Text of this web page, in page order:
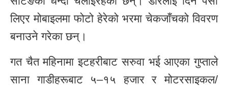
लिएर मोबाइलमा फोटो हेरेको भरमा चेकजाँचको विवरण
बनाउने गरेका छन्।
गत चैत महिनामा इटहरीबाट सरुवा भई आएका गुप्ताले
साना गाडीहरूबाट ५–१५ हजार र मोटरसाइकल/